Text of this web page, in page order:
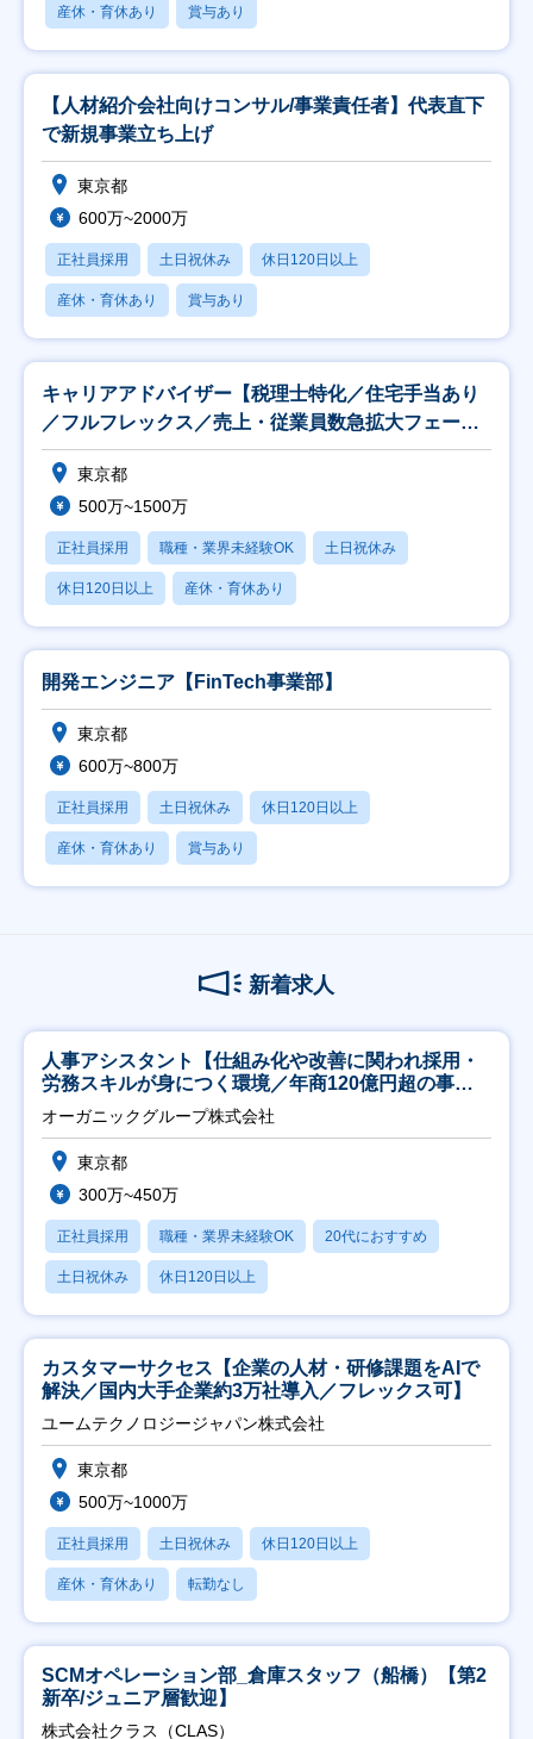
産休・育休あり 賞与あり
【人材紹介会社向けコンサル/事業責任者】代表直下
で新規事業立ち上げ
東京都
600万~2000万
正社員採用 土日祝休み 休日120日以上
産休・育休あり 賞与あり
キャリアアドバイザー【税理士特化／住宅手当あり
／フルフレックス／売上・従業員数急拡大フェー
ズ】
東京都
500万~1500万
正社員採用 職種・業界未経験OK 土日祝休み
休日120日以上 産休・育休あり
開発エンジニア【FinTech事業部】
東京都
600万~800万
正社員採用 土日祝休み 休日120日以上
産休・育休あり 賞与あり
新着求人
人事アシスタント【仕組み化や改善に関われ採用・
労務スキルが身につく環境／年商120億円超の事業
会社】
オーガニックグループ株式会社
東京都
300万~450万
正社員採用 職種・業界未経験OK 20代におすすめ
土日祝休み 休日120日以上
カスタマーサクセス【企業の人材・研修課題をAIで
解決／国内大手企業約3万社導入／フレックス可】
ユームテクノロジージャパン株式会社
東京都
500万~1000万
正社員採用 土日祝休み 休日120日以上
産休・育休あり 転勤なし
SCMオペレーション部_倉庫スタッフ（船橋）【第2
新卒/ジュニア層歓迎】
株式会社クラス（CLAS）